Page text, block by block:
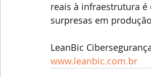
reais à infraestrutura
surpresas em
LeanBic
www.leanbic.com.br